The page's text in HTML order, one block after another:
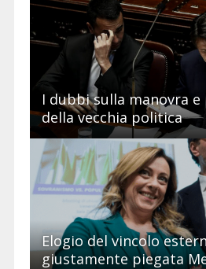
I dubbi sulla manovra
della vecchia politica
Elogio del vincolo
giustamente piegata